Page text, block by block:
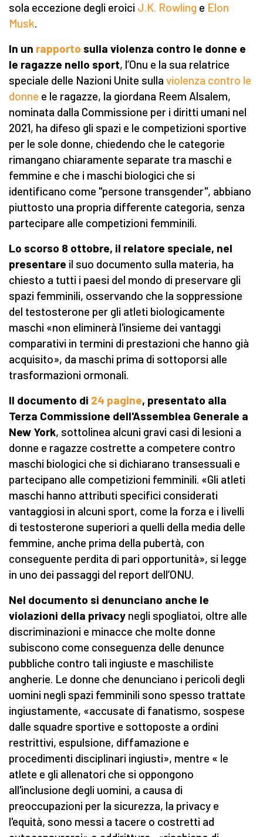
sola eccezione degli eroici J.K. Rowling e Elon
Musk.
In un rapporto sulla violenza contro le donne e
le ragazze nello sport, l’Onu e la sua relatrice
speciale delle Nazioni Unite sulla violenza contro le
donne e le ragazze, la giordana Reem Alsalem,
nominata dalla Commissione per i diritti umani nel
2021, ha difeso gli spazi e le competizioni sportive
per le sole donne, chiedendo che le categorie
rimangano chiaramente separate tra maschi e
femmine e che i maschi biologici che si
identificano come "persone transgender", abbiano
piuttosto una propria differente categoria, senza
partecipare alle competizioni femminili.
Lo scorso 8 ottobre, il relatore speciale, nel
presentare il suo documento sulla materia, ha
chiesto a tutti i paesi del mondo di preservare gli
spazi femminili, osservando che la soppressione
del testosterone per gli atleti biologicamente
maschi «non eliminerà l'insieme dei vantaggi
comparativi in termini di prestazioni che hanno già
acquisito», da maschi prima di sottoporsi alle
trasformazioni ormonali.
Il documento di 24 pagine, presentato alla
Terza Commissione dell'Assemblea Generale a
New York, sottolinea alcuni gravi casi di lesioni a
donne e ragazze costrette a competere contro
maschi biologici che si dichiarano transessuali e
partecipano alle competizioni femminili. «Gli atleti
maschi hanno attributi specifici considerati
vantaggiosi in alcuni sport, come la forza e i livelli
di testosterone superiori a quelli della media delle
femmine, anche prima della pubertà, con
conseguente perdita di pari opportunità», si legge
in uno dei passaggi del report dell’ONU.
Nel documento si denunciano anche le
violazioni della privacy negli spogliatoi, oltre alle
discriminazioni e minacce che molte donne
subiscono come conseguenza delle denunce
pubbliche contro tali ingiuste e maschiliste
angherie. Le donne che denunciano i pericoli degli
uomini negli spazi femminili sono spesso trattate
ingiustamente, «accusate di fanatismo, sospese
dalle squadre sportive e sottoposte a ordini
restrittivi, espulsione, diffamazione e
procedimenti disciplinari ingiusti», mentre « le
atlete e gli allenatori che si oppongono
all'inclusione degli uomini, a causa di
preoccupazioni per la sicurezza, la privacy e
l'equità, sono messi a tacere o costretti ad